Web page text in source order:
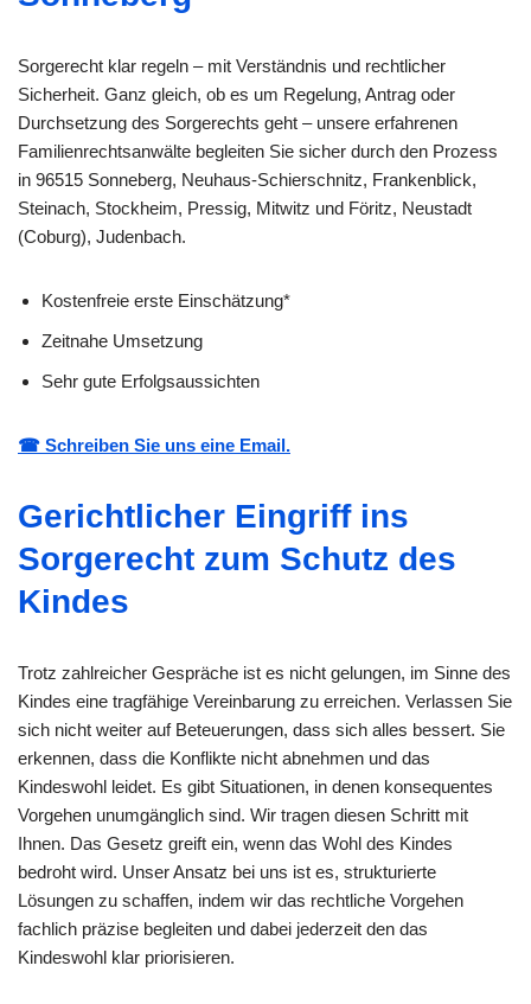
Sorgerecht klar regeln – mit Verständnis und rechtlicher
Sicherheit. Ganz gleich, ob es um Regelung, Antrag oder
Durchsetzung des Sorgerechts geht – unsere erfahrenen
Familienrechtsanwälte begleiten Sie sicher durch den Prozess
in 96515 Sonneberg, Neuhaus-Schierschnitz, Frankenblick,
Steinach, Stockheim, Pressig, Mitwitz und Föritz, Neustadt
(Coburg), Judenbach.
Kostenfreie erste Einschätzung*
Zeitnahe Umsetzung
Sehr gute Erfolgsaussichten
☎ Schreiben Sie uns eine Email.
Gerichtlicher Eingriff ins
Sorgerecht zum Schutz des
Kindes
Trotz zahlreicher Gespräche ist es nicht gelungen, im Sinne des
Kindes eine tragfähige Vereinbarung zu erreichen. Verlassen Sie
sich nicht weiter auf Beteuerungen, dass sich alles bessert. Sie
erkennen, dass die Konflikte nicht abnehmen und das
Kindeswohl leidet. Es gibt Situationen, in denen konsequentes
Vorgehen unumgänglich sind. Wir tragen diesen Schritt mit
Ihnen. Das Gesetz greift ein, wenn das Wohl des Kindes
bedroht wird. Unser Ansatz bei uns ist es, strukturierte
Lösungen zu schaffen, indem wir das rechtliche Vorgehen
fachlich präzise begleiten und dabei jederzeit den das
Kindeswohl klar priorisieren.